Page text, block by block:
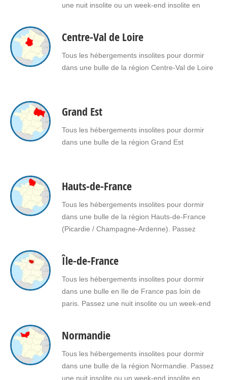
une nuit insolite ou un week-end insolite en
sauna dans une bulle en Bretagne pour vous ou
pour offrir un cadeau insolite à…
Centre-Val de Loire
Tous les hébergements insolites pour dormir
dans une bulle de la région Centre-Val de Loire
Grand Est
Tous les hébergements insolites pour dormir
dans une bulle de la région Grand Est
Hauts-de-France
Tous les hébergements insolites pour dormir
dans une bulle de la région Hauts-de-France
(Picardie / Champagne-Ardenne). Passez
amoureux dans une bulle en Hauts-de-France.
Faites le choix d'un séjour insolite avec jacuzzi,
spa, sauna dans une bulle en Hauts-de-
France pour vous ou pour offrir un cadeau
insolite…
Île-de-France
Tous les hébergements insolites pour dormir
dans une bulle en Ile de France pas loin de
paris. Passez une nuit insolite ou un week-end
jacuzzi, spa, sauna dans une bulle en Ile de
France pour vous ou pour offrir un…
Normandie
Tous les hébergements insolites pour dormir
dans une bulle de la région Normandie. Passez
une nuit insolite ou un week-end insolite en